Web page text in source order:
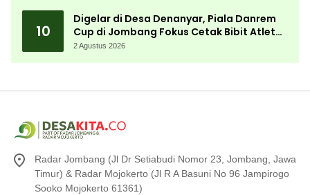
10
Digelar di Desa Denanyar, Piala Danrem
Cup di Jombang Fokus Cetak Bibit Atlet
Menembak Berprestasi
2 Agustus 2026
Radar Jombang (Jl Dr Setiabudi Nomor 23, Jombang, Jawa
Timur) & Radar Mojokerto (Jl R A Basuni No 96 Jampirogo
Sooko Mojokerto 61361)